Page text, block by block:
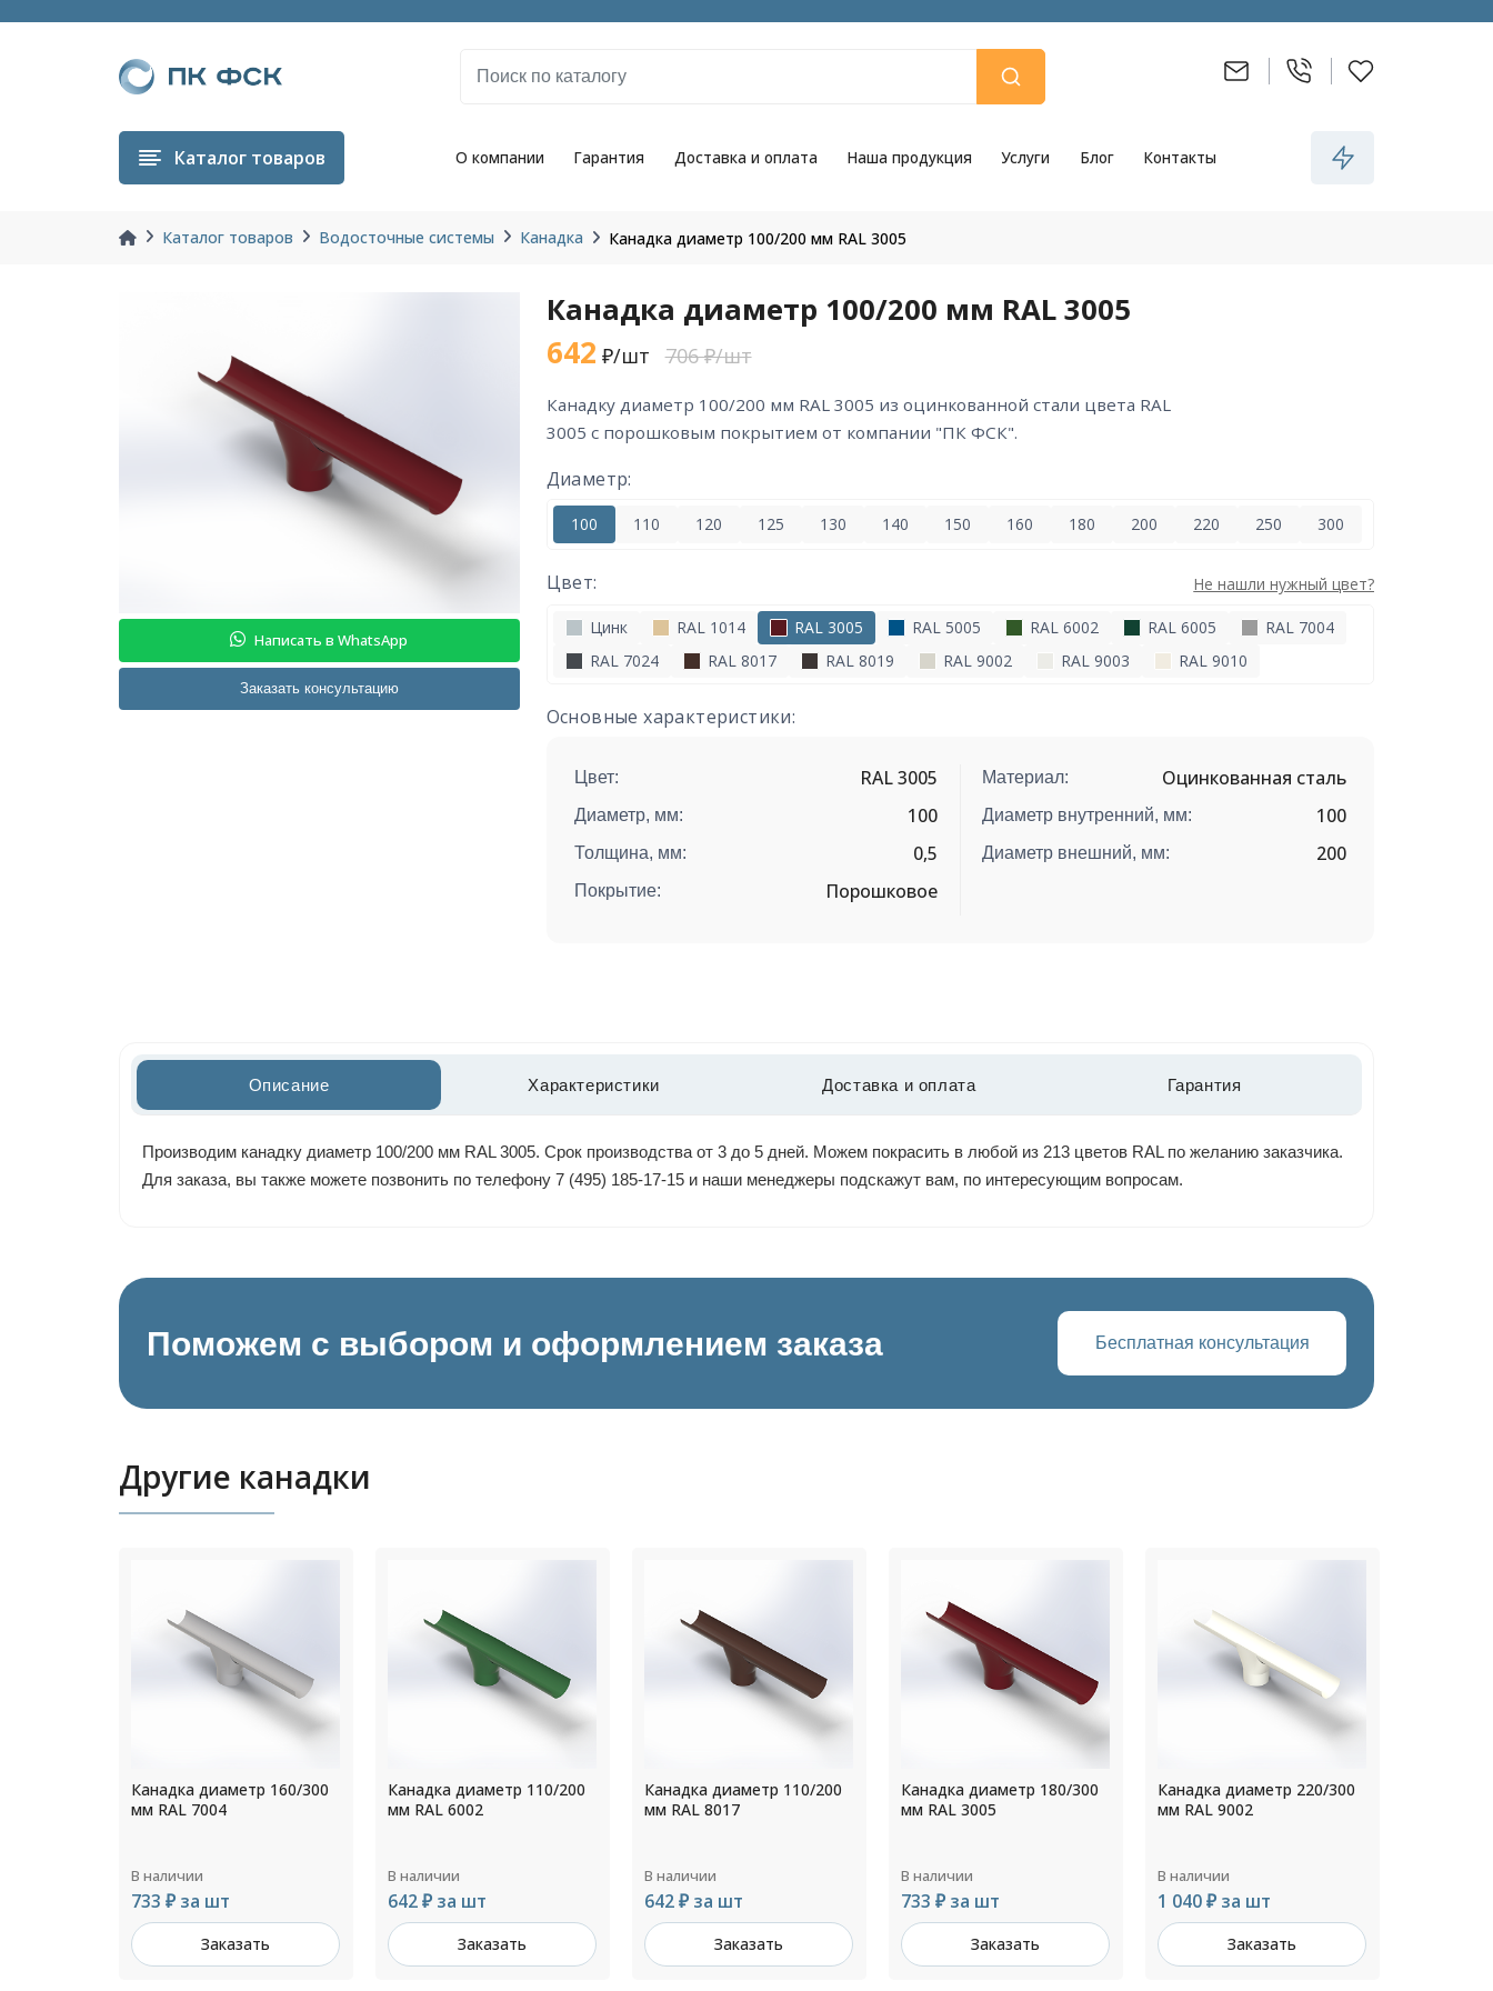
Каталог товаров О компании Гарантия Доставка и оплата Наша продукция Услуги Блог Контакты
Каталог товаров Водосточные системы Канадка Канадка диаметр 100/200 мм RAL 3005
Написать в WhatsApp
Заказать консультацию
Канадка диаметр 100/200 мм RAL 3005
642 ₽/шт 706 ₽/шт
канадку диаметр 100/200 мм RAL 3005 из оцинкованной стали цвета RAL
3005 с порошковым покрытием от компании "ПК ФСК".
Диаметр:
100 110 120 125 130 140 150 160 180 200 220 250 300
Цвет: Не нашли нужный цвет?
Цинк RAL 1014 RAL 3005 RAL 5005 RAL 6002 RAL 6005
RAL 7004
RAL 7024
RAL 8017 RAL 8019 RAL 9002 RAL 9003 RAL 9010
Основные характеристики:
Цвет: RAL 3005
Диаметр, мм: 100
Толщина, мм: 0,5
Покрытие: Порошковое
Материал: Оцинкованная сталь
Диаметр внутренний, мм: 100
Диаметр внешний, мм: 200
Описание Характеристики Доставка и оплата Гарантия
Производим канадку диаметр 100/200 мм RAL 3005. Срок производства от 3 до 5 дней. Можем покрасить в любой из 213 цветов RAL по желанию заказчика.
Для заказа, вы также можете позвонить по телефону 7 (495) 185-17-15 и наши менеджеры подскажут вам, по интересующим вопросам.
Поможем с выбором и оформлением заказа Бесплатная консультация
Другие канадки
Канадка диаметр 110/200
мм RAL 6002
В наличии
642 ₽ за шт
Заказать
Канадка диаметр 110/200
мм RAL 8017
В наличии
642 ₽ за шт
Заказать
Канадка диаметр 180/300
мм RAL 3005
В наличии
733 ₽ за шт
Заказать
Канадка диаметр 220/300
мм RAL 9002
В наличии
1 040 ₽ за шт
Заказать
Канадка диаметр 110/200
мм RAL 5005
В наличии
642 ₽ за шт
Заказать